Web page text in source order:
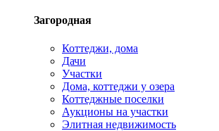
Загородная
Коттеджи, дома
Дачи
Участки
Дома, коттеджи у озера
Коттеджные поселки
Аукционы на участки
Элитная недвижимость